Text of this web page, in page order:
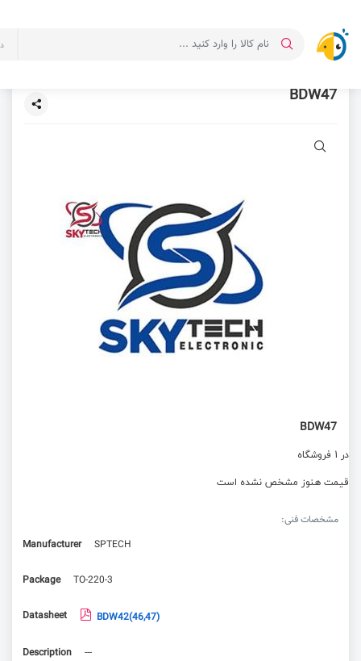
BDW47
BDW47
در 1 فروشگاه
قیمت هنوز مشخص نشده است
مشخصات فنی:
Manufacturer
SPTECH
Package TO-220-3
Datasheet BDW42(46,47)
Description ---